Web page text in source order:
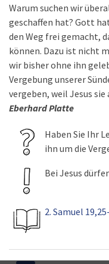
Warum suchen wir
geschaffen hat? Gott
den Weg frei gemacht,
können. Dazu ist nicht
wir bisher ohne ihn
Vergebung unserer
vergeben, weil Jesus
Eberhard Platte
Haben Sie Ihr
ihn um die
Bei Jesus
2. Samuel